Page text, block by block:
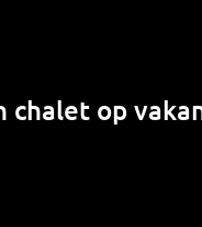
chalet op